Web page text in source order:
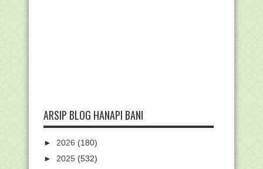
ARSIP BLOG HANAPI BANI
► 2026 (180)
► 2025 (532)